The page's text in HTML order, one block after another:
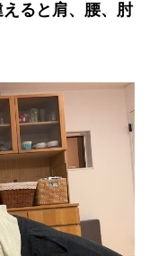
ると肩、腰、肘